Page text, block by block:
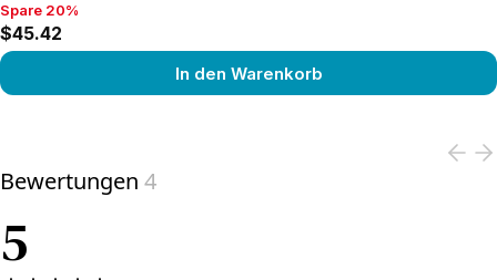
Spare 20%, $45.42
Spare 20%
$45.42
In den Warenkorb
Bewertungen 4
5